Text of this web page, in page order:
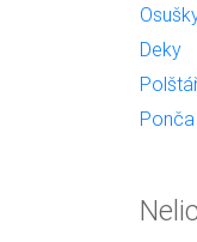
Deky
Ponča